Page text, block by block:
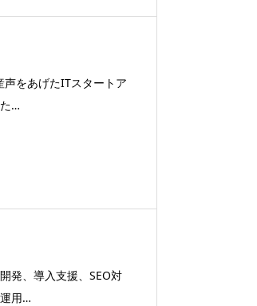
をあげたITスタートア
…
発、導入支援、SEO対
用…